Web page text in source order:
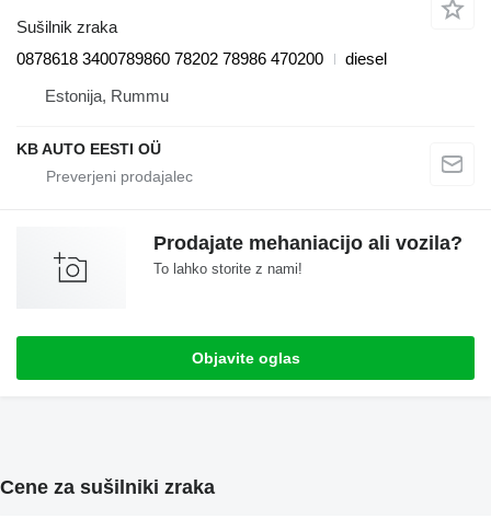
Sušilnik zraka
0878618 3400789860 78202 78986 470200
diesel
Estonija, Rummu
KB AUTO EESTI OÜ
Prodajate mehaniacijo ali vozila?
To lahko storite z nami!
Objavite oglas
Cene za sušilniki zraka